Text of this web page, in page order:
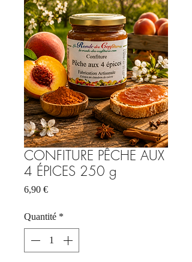
CONFITURE PÊCHE AUX
4 ÉPICES 250 g
6,90 €Prix
Quantité *